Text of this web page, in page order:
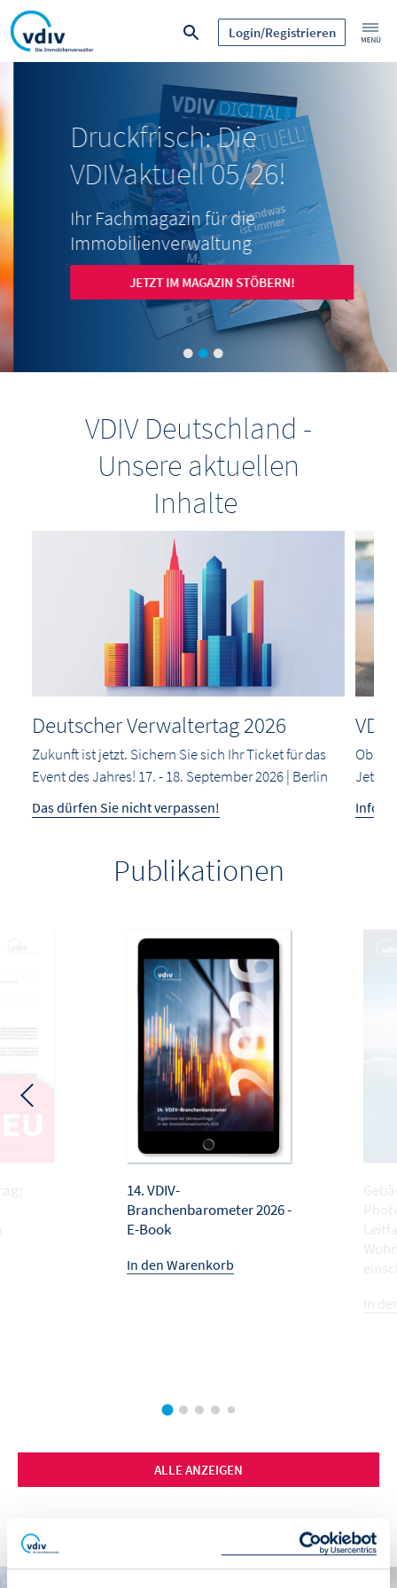
Login/Registrieren
Druckfrisch: Die
VDIVaktuell 05/26!
Ihr Fachmagazin für die
Immobilienverwaltung
JETZT IM MAGAZIN STÖBERN!
VDIV Deutschland -
Unsere aktuellen
Inhalte
Deutscher Verwaltertag 2026
Zukunft ist jetzt. Sichern Sie sich Ihr Ticket für das
Event des Jahres! 17. - 18. September 2026 | Berlin
Das dürfen Sie nicht verpassen!
Ob
Jetzt
Infos
Publikationen
14. VDIV-
Branchenbarometer 2026 -
E-Book
In den Warenkorb
In
ALLE ANZEIGEN